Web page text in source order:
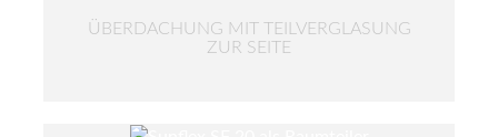
ÜBERDACHUNG MIT TEILVERGLASUNG
ZUR SEITE